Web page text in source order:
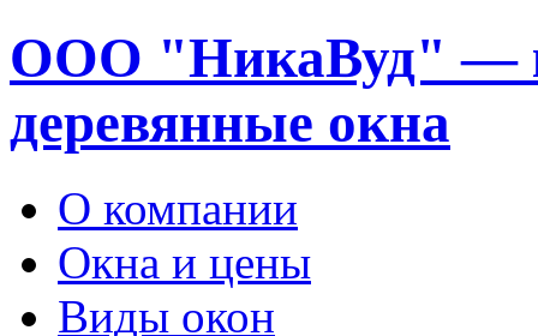
ООО "НикаВуд" —
деревянные окна
О компании
Окна и цены
Виды окон